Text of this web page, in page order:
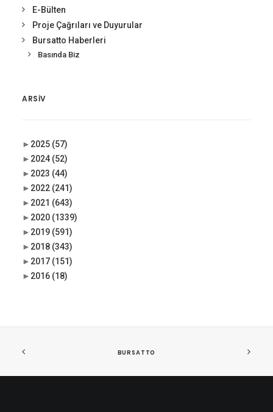
E-Bülten
Proje Çağrıları ve Duyurular
Bursatto Haberleri
Basında Biz
ARSIV
► 2025 (57)
► 2024 (52)
► 2023 (44)
► 2022 (241)
► 2021 (643)
► 2020 (1339)
► 2019 (591)
► 2018 (343)
► 2017 (151)
► 2016 (18)
BURSATTO